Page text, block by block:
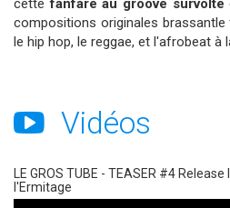
cettefanfare au groove survolté
compositions originales brassantle
le hip hop, le reggae, et l'afrobeat à
Vidéos
LE GROS TUBE - TEASER #4
l'Ermitage